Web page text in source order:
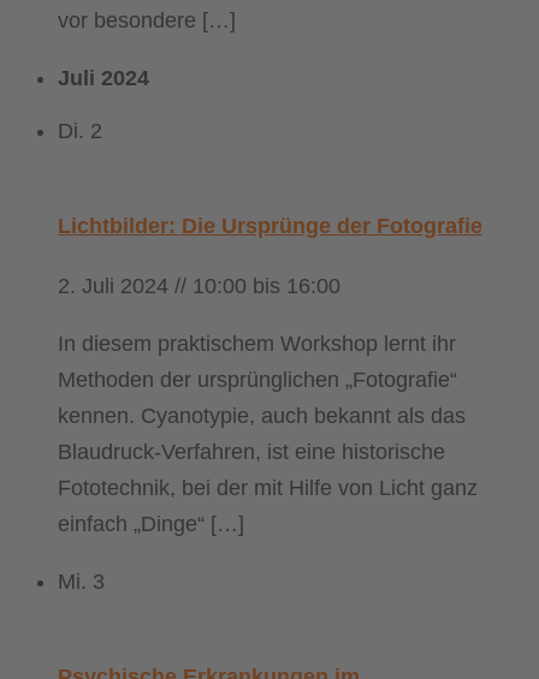
vor besondere […]
Juli 2024
Di. 2
Lichtbilder: Die Ursprünge der Fotografie
2. Juli 2024 // 10:00 bis 16:00
In diesem praktischem Workshop lernt ihr
Methoden der ursprünglichen „Fotografie“
kennen. Cyanotypie, auch bekannt als das
Blaudruck-Verfahren, ist eine historische
Fototechnik, bei der mit Hilfe von Licht ganz
einfach „Dinge“ […]
Mi. 3